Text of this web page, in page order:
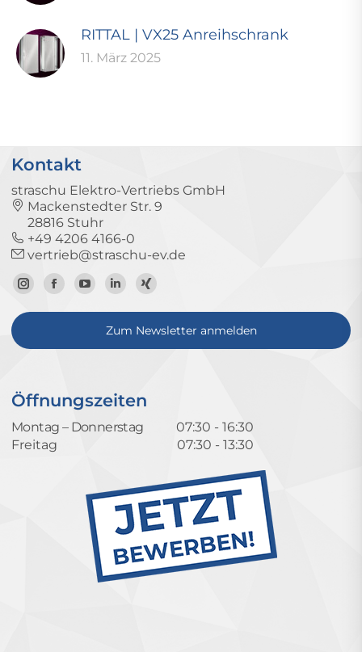
RITTAL | VX25 Anreihschrank
11. März 2025
Kontakt
straschu Elektro-Vertriebs GmbH
Mackenstedter Str. 9
28816 Stuhr
+49 4206 4166-0
vertrieb@straschu-ev.de
Zum
Instagram-
Zur
Facebook-
Zum
YouTube-
Kanal
Zum
LinkedIn-
Profil
Zum
Xing-
Profil
Zum Newsletter anmelden
Öffnungszeiten
Montag – Donnerstag
07:30 - 16:30
Freitag
07:30 - 13:30